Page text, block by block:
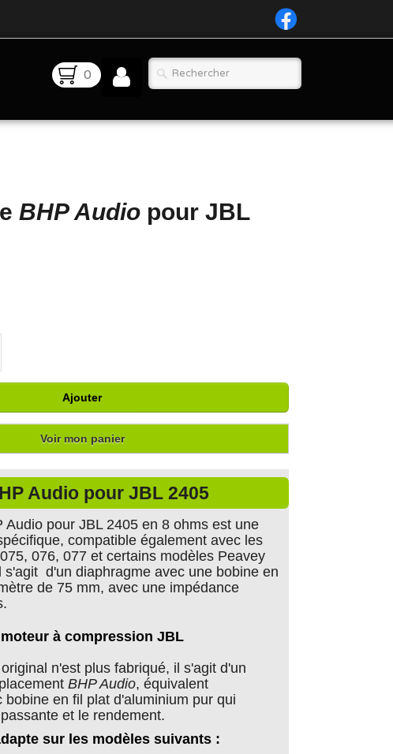
0
BHP Audio pour JBL
Ajouter
Voir mon panier
Audio pour JBL 2405
Audio pour JBL 2405 en 8 ohms est une
compatible également avec les
076, 077 et certains modèles Peavey
s'agit d'un diaphragme avec une bobine en
de 75 mm, avec une impédance
à compression JBL
n'est plus fabriqué, il s'agit d'un
BHP Audio, équivalent
bobine en fil plat d'aluminium pur qui
et le rendement.
sur les modèles suivants :